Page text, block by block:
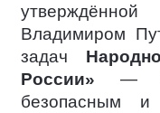
Владимиром
задач
России» —
безопасным